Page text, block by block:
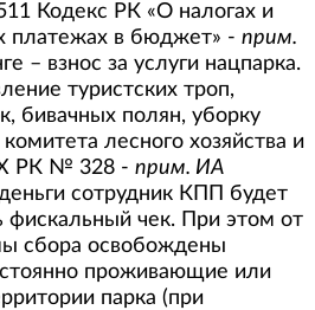
Кодекс РК «О налогах и
платежах в бюджет» - прим.
– взнос за услуги нацпарка.
туристских троп,
бивачных полян, уборку
лесного хозяйства и
РК № 328 - прим. ИА
сотрудник КПП будет
фискальный чек. При этом от
сбора освобождены
проживающие или
парка (при